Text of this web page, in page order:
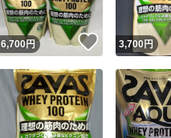
6,700円 いいね！
3,700 円